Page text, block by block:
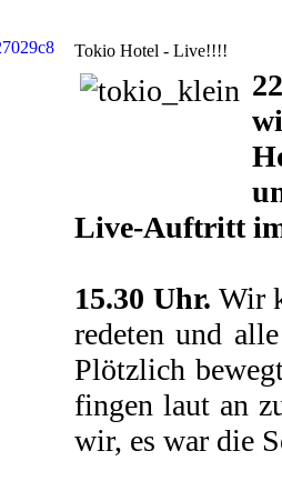
Tokio Hotel - Live!!!!
Live-Auftritt
15.30 Uhr. Wir
redeten und
Plötzlich
fingen laut an
wir, es war die